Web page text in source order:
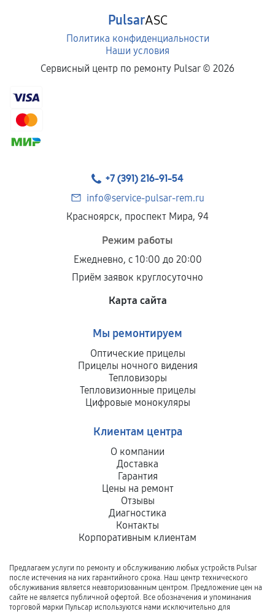
PulsarASC
Политика конфиденциальности
Наши условия
Сервисный центр по ремонту Pulsar © 2026
+7 (391) 216-91-54
info@service-pulsar-rem.ru
Красноярск, проспект Мира, 94
Режим работы
Ежедневно, с 10:00 до 20:00
Приём заявок круглосуточно
Карта сайта
Мы ремонтируем
Оптические прицелы
Прицелы ночного видения
Тепловизоры
Тепловизионные прицелы
Цифровые монокуляры
Клиентам центра
О компании
Доставка
Гарантия
Цены на ремонт
Отзывы
Диагностика
Контакты
Корпоративным клиентам
Предлагаем услуги по ремонту и обслуживанию любых устройств Pulsar
после истечения на них гарантийного срока. Наш центр технического
обслуживания является неавторизованным центром. Предложение цен на
сайте не является публичной офертой. Все обозначения и упоминания
торговой марки Пульсар используются нами исключительно для